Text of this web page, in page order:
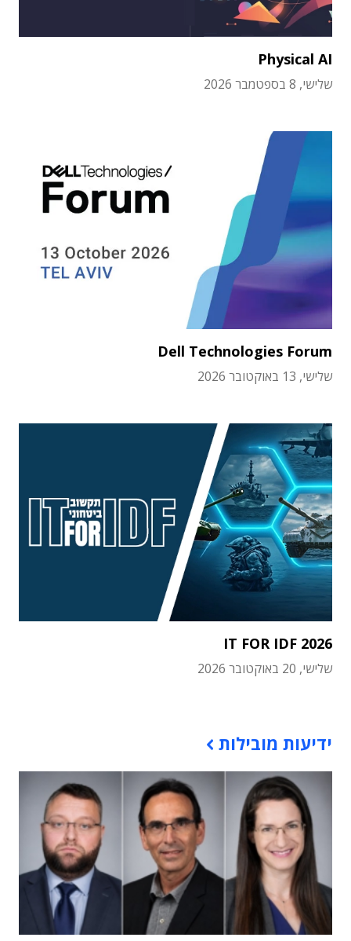
Physical AI
שלישי, 8 בספטמבר 2026
Dell Technologies Forum
שלישי, 13 באוקטובר 2026
IT FOR IDF 2026
שלישי, 20 באוקטובר 2026
ידיעות מובילות